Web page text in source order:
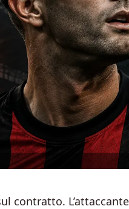
contratto.